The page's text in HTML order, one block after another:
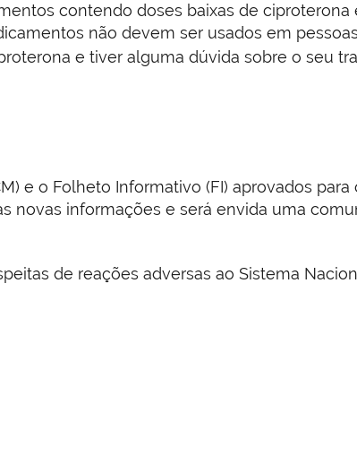
contendo doses baixas de
não devem ser usados em
e tiver alguma dúvida sobre o seu
e o Folheto Informativo (FI) aprovados
novas informações e será envida uma
de reações adversas ao Sistema